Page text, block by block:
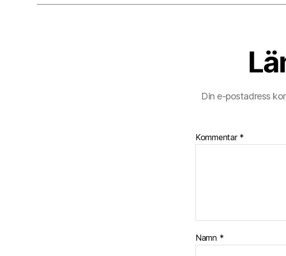
Din e-postadress
Kommentar *
Namn *